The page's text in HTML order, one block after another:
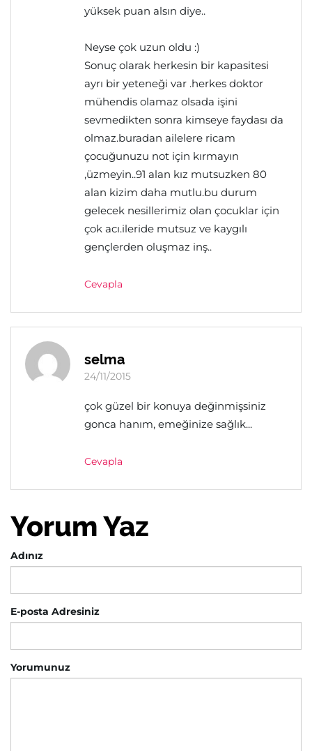
yüksek puan alsın diye..
Neyse çok uzun oldu :)
Sonuç olarak herkesin bir kapasitesi
ayrı bir yeteneği var .herkes doktor
mühendis olamaz olsada işini
sevmedikten sonra kimseye faydası da
olmaz.buradan ailelere ricam
çocuğunuzu not için kırmayın
,üzmeyin..91 alan kız mutsuzken 80
alan kizim daha mutlu.bu durum
gelecek nesillerimiz olan çocuklar için
çok acı.ileride mutsuz ve kaygılı
gençlerden oluşmaz inş..
Cevapla
selma
24/11/2015
çok güzel bir konuya değinmişsiniz
gonca hanım, emeğinize sağlık...
Cevapla
Yorum Yaz
Adınız
E-posta Adresiniz
Yorumunuz